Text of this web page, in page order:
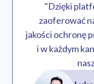
"Dzięki
zaoferować
jakości ochronę
i w każdym